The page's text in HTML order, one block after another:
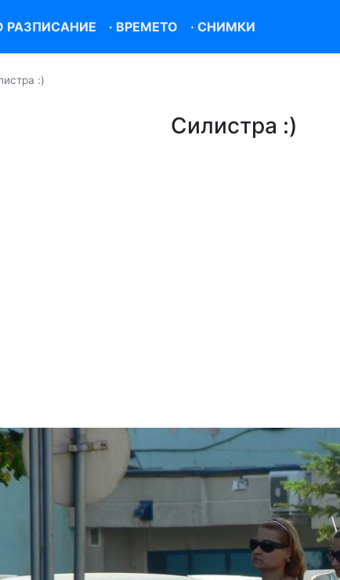
РАЗПИСАНИЕ · ВРЕМЕТО ·СНИМКИ
:)
Силистра :)